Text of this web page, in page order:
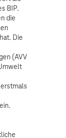
BIP.
die
Die
(AVV